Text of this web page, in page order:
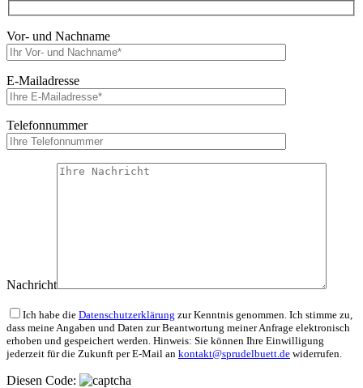
Vor- und Nachname
E-Mailadresse
Telefonnummer
Nachricht
Bitte lasse dieses Feld leer.
Ich habe die Datenschutzerklärung zur Kenntnis genommen. Ich stimme zu,
dass meine Angaben und Daten zur Beantwortung meiner Anfrage elektronisch
erhoben und gespeichert werden. Hinweis: Sie können Ihre Einwilligung
jederzeit für die Zukunft per E-Mail an kontakt@sprudelbuett.de widerrufen.
Diesen Code: